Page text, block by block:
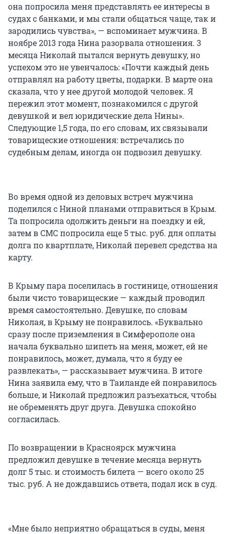
она попросила меня представлять ее интересы в
судах с банками, и мы стали общаться чаще, так и
зародились чувства», — вспоминает мужчина. В
ноябре 2013 года Нина разорвала отношения. 3
месяца Николай пытался вернуть девушку, но
успехом это не увенчалось: «Почти каждый день
отправлял на работу цветы, подарки. В марте она
сказала, что у нее другой молодой человек. Я
пережил этот момент, познакомился с другой
девушкой и вел юридические дела Нины».
Следующие 1,5 года, по его словам, их связывали
товарищеские отношения: встречались по
судебным делам, иногда он подвозил девушку.
Во время одной из деловых встреч мужчина
поделился с Ниной планами отправиться в Крым.
Та попросила одолжить деньги на поездку и ей,
затем в СМС попросила еще 5 тыс. руб. для оплаты
долга по квартплате, Николай перевел средства на
карту.
В Крыму пара поселилась в гостинице, отношения
были чисто товарищеские — каждый проводил
время самостоятельно. Девушке, по словам
Николая, в Крыму не понравилось. «Буквально
сразу после приземления в Симферополе она
начала буквально шипеть на меня, может, ей не
понравилось, может, думала, что я буду ее
развлекать», — рассказывает мужчина. В итоге
Нина заявила ему, что в Таиланде ей понравилось
больше, и Николай предложил разъехаться, чтобы
не обременять друг друга. Девушка спокойно
согласилась.
По возвращении в Красноярск мужчина
предложил девушке в течение месяца вернуть
долг 5 тыс. и стоимость билета — всего около 25
тыс. руб. А не дождавшись ответа, подал иск в суд.
«Мне было неприятно обращаться в суды, меня